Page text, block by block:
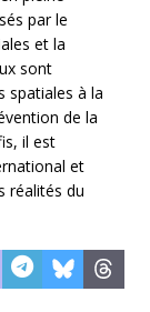
par le
et la
sont
spatiales à la
de la
il est
et
réalités du